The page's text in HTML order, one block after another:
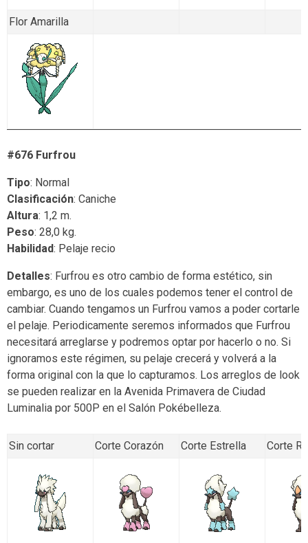
Flor Amarilla
#676 Furfrou
Tipo: Normal
Clasificación: Caniche
Altura: 1,2 m.
Peso: 28,0 kg.
Habilidad: Pelaje recio
Detalles: Furfrou es otro cambio de forma estético, sin
embargo, es uno de los cuales podemos tener el control de
cambiar. Cuando tengamos un Furfrou vamos a poder cortarle
el pelaje. Periodicamente seremos informados que Furfrou
necesitará arreglarse y podremos optar por hacerlo o no. Si
ignoramos este régimen, su pelaje crecerá y volverá a la
forma original con la que lo capturamos. Los arreglos de look
se pueden realizar en la Avenida Primavera de Ciudad
Luminalia por 500P en el Salón Pokébelleza.
Sin cortar Corte Corazón Corte Estrella Corte